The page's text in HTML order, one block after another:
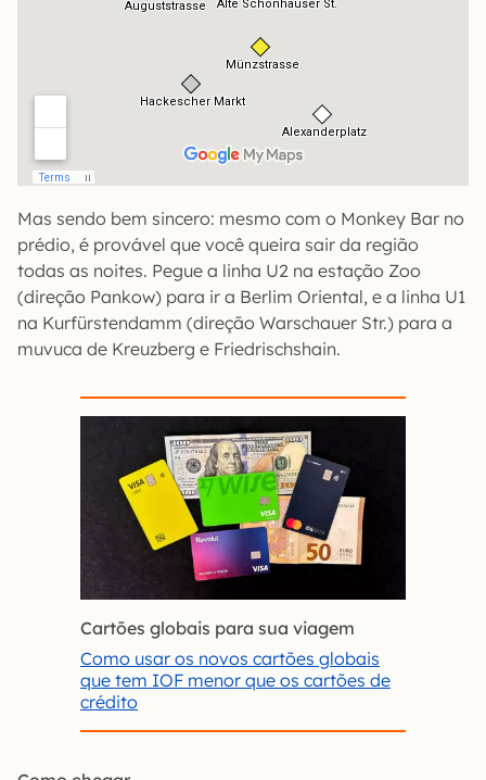
Mas sendo bem sincero: mesmo com o Monkey Bar no
prédio, é provável que você queira sair da região
todas as noites. Pegue a linha U2 na estação Zoo
(direção Pankow) para ir a Berlim Oriental, e a linha U1
na Kurfürstendamm (direção Warschauer Str.) para a
muvuca de Kreuzberg e Friedrischshain.
Cartões globais para sua viagem
Como usar os novos cartões globais
que tem IOF menor que os cartões de
crédito